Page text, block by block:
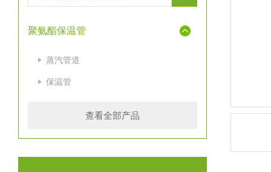
聚氨酯保温管
蒸汽管道
保温管
查看全部产品